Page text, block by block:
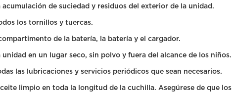
acumulación de suciedad y residuos del exterior de la unidad.
los tornillos y tuercas.
de la batería, la batería y el cargador.
unidad en un lugar seco, sin polvo y fuera del alcance de los niños.
las lubricaciones y servicios periódicos que sean necesarios.
limpio en toda la longitud de la cuchilla. Asegúrese de que los